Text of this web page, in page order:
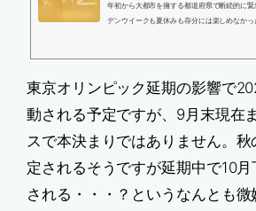
年初から大都市を擁する都道府県で断続的に
デンウイークも夏休みも存分には楽しめなか
東京オリンピック延期の影響で
動される予定ですが、9月末現在
スで本決まりではありません。
定されるそうですが延期中で10
される・・・？というなんとも